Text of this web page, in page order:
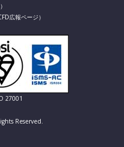
広報ページ）
27001
Reserved.